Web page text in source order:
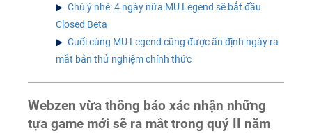
Chú ý nhé: 4 ngày nữa MU Legend sẽ bắt đầu
Closed Beta
Cuối cùng MU Legend cũng được ấn định ngày ra
mắt bản thử nghiệm chính thức
Webzen vừa thông báo xác nhận những
tựa game mới sẽ ra mắt trong quý II năm